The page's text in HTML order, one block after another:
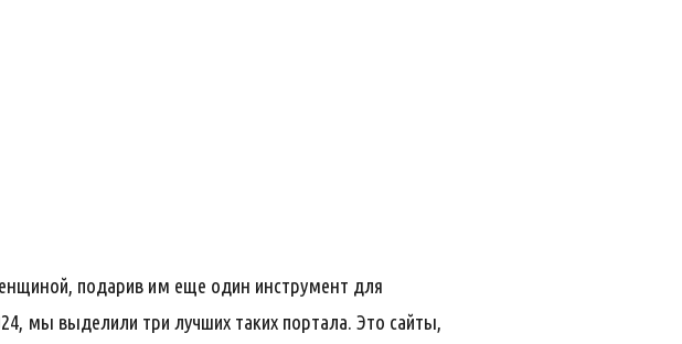
подарив им еще один инструмент для
мы выделили три лучших таких портала. Это сайты,